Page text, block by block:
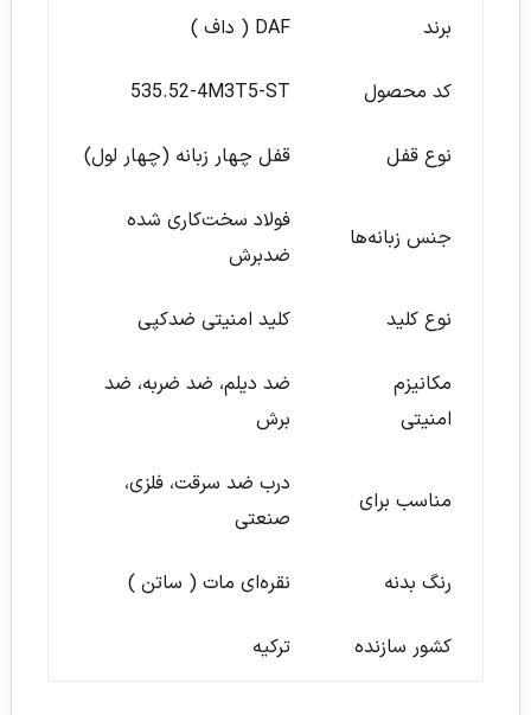
برند DAF ( داف )
کد محصول 535.52-4M3T5-ST
نوع قفل قفل چهار زبانه (چهار لول)
جنس زبانه‌ها
فولاد سخت‌کاری شده
ضدبرش
نوع کلید کلید امنیتی ضدکپی
مکانیزم
امنیتی
ضد دیلم، ضد ضربه، ضد
برش
مناسب برای
درب ضد سرقت، فلزی،
صنعتی
رنگ بدنه نقره‌ای مات ( ساتن )
کشور سازنده ترکیه